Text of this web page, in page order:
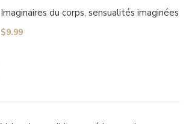
Imaginaires du corps, sensualités imaginées
$9.99